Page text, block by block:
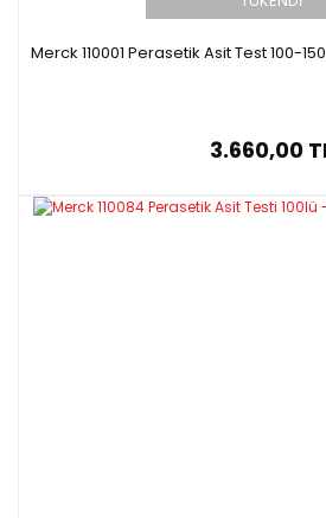
Merck 110001 Perasetik Asit Test 100-
3.660,00